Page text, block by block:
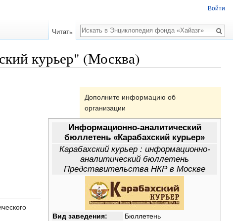
курьер" (Москва)
Дополните информацию об
организации
Информационно-аналитический
бюллетень «Карабахский курьер»
Карабахский курьер : информационно-
аналитический бюллетень
Представительства НКР в Москве
Вид заведения:
Бюллетень
Войти
Читать
Поиск